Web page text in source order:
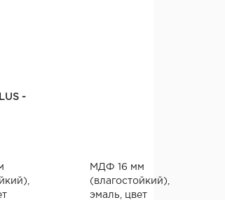
-
МДФ 16 мм
(влагостойкий),
эмаль, цвет